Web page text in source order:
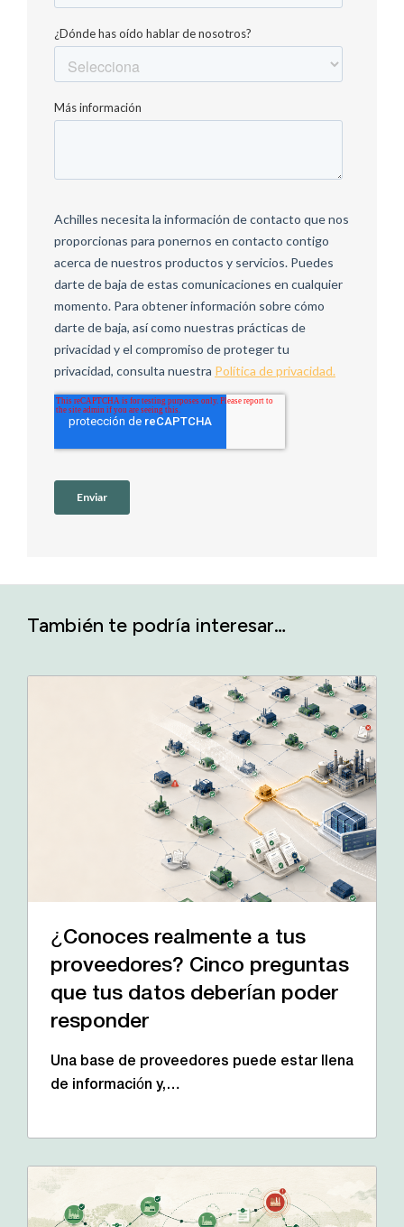
También te podría interesar…
¿Conoces realmente a tus
proveedores? Cinco preguntas
que tus datos deberían poder
responder
Una base de proveedores puede estar llena
de información y,…